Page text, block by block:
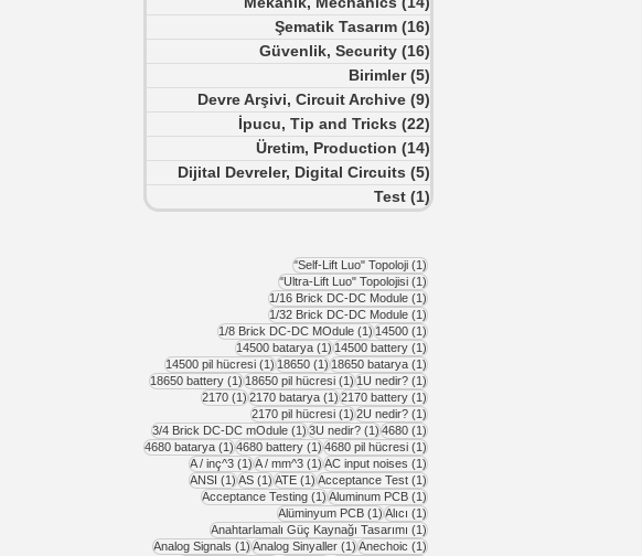
Şematik Tasarım (16)
Güvenlik, Security (16)
Birimler (5)
Devre Arşivi, Circuit Archive (9)
İpucu, Tip and Tricks (22)
Üretim, Production (14)
Dijital Devreler, Digital Circuits (5)
Test (1)
"Self-Lift Luo" Topoloji (1)1 yazı
"Ultra-Lift Luo" Topolojisi (1)1 yazı
1/16 Brick DC-DC Module (1)1 yazı
1/32 Brick DC-DC Module (1)1 yazı
1/8 Brick DC-DC MOdule (1)1 yazı
14500 (1)1 yazı
14500 batarya (1)1 yazı
14500 battery (1)1 yazı
14500 pil hücresi (1)1 yazı
18650 (1)1 yazı
18650 batarya (1)1 yazı
18650 battery (1)1 yazı
18650 pil hücresi (1)1 yazı
1U nedir? (1)1 yazı
2170 (1)1 yazı
2170 batarya (1)1 yazı
2170 battery (1)1 yazı
2170 pil hücresi (1)1 yazı
2U nedir? (1)1 yazı
3/4 Brick DC-DC mOdule (1)1 yazı
3U nedir? (1)1 yazı
4680 (1)1 yazı
4680 batarya (1)1 yazı
4680 battery (1)1 yazı
4680 pil hücresi (1)1 yazı
A / inç^3 (1)1 yazı
A / mm^3 (1)1 yazı
AC input noises (1)1 yazı
ANSI (1)1 yazı
AS (1)1 yazı
ATE (1)1 yazı
Acceptance Test (1)1 yazı
Acceptance Testing (1)1 yazı
Aluminum PCB (1)1 yazı
Alüminyum PCB (1)1 yazı
Alıcı (1)1 yazı
Anahtarlamalı Güç Kaynağı Tasarımı (1)1 yazı
Analog Signals (1)1 yazı
Analog Sinyaller (1)1 yazı
Anechoic (1)1 yazı